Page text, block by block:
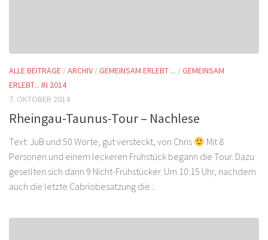
ALLE BEITRÄGE /ARCHIV /GEMEINSAM ERLEBT ... /GEMEINSAM
ERLEBT... IN 2014
7. OKTOBER 2014
Rheingau-Taunus-Tour – Nachlese
Text: JuB und 50 Worte, gut versteckt, von Chris
Mit 8
Personen und einem leckeren Frühstück begann die Tour. Dazu
gesellten sich dann 9 Nicht-Frühstücker. Um 10:15 Uhr, nachdem
auch die letzte Cabriobesatzung die...